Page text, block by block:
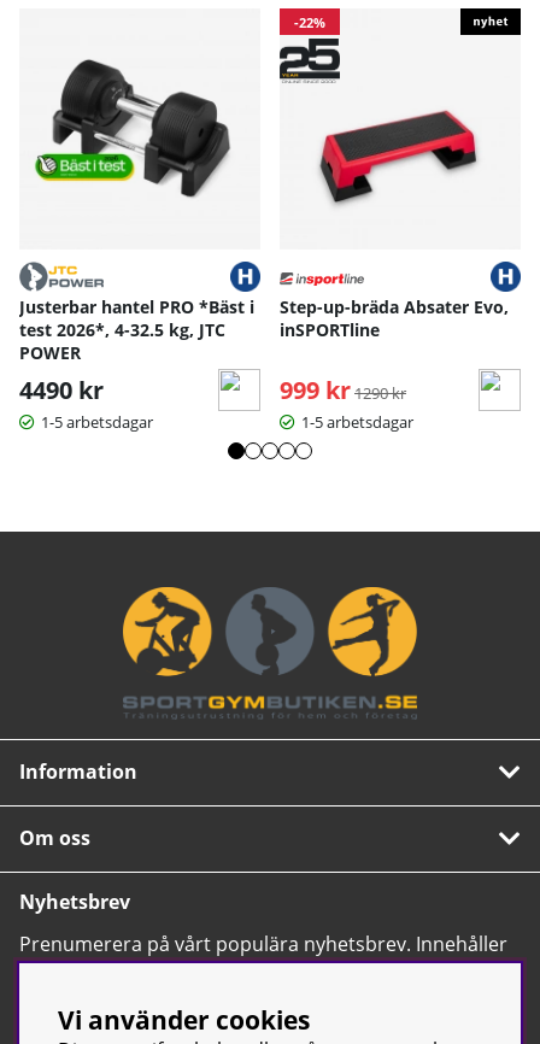
Justerbar hantel PRO *Bäst i
test 2026*, 4-32.5 kg, JTC
POWER
4490 kr
1-5 arbetsdagar
-22%
Step-up-bräda Absater Evo,
inSPORTline
999 kr Ordinarie pris:
1290 kr
1-5 arbetsdagar
Information
Om oss
Nyhetsbrev
Prenumerera på vårt populära nyhetsbrev. Innehåller
tips, nyheter och våra allra bästa erbjudanden.
Vi använder cookies